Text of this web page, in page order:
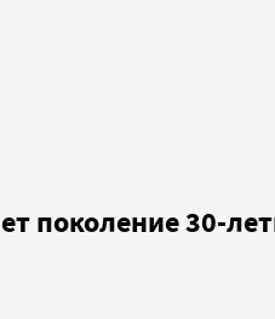
поколение 30-